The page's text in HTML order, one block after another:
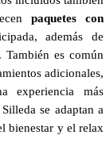
paquetes con
además de
También es común
adicionales,
experiencia más
se adaptan a
bienestar y el relax